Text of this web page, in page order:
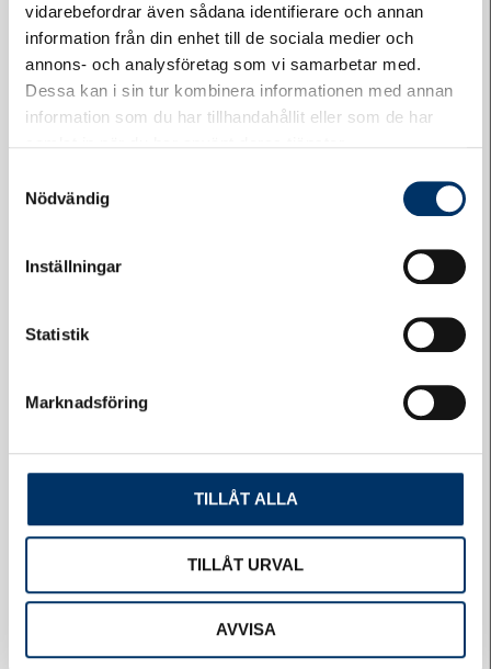
vidarebefordrar även sådana identifierare och annan
information från din enhet till de sociala medier och
annons- och analysföretag som vi samarbetar med.
Dessa kan i sin tur kombinera informationen med annan
information som du har tillhandahållit eller som de har
Nödvändig
Inställningar
Statistik
Marknadsföring
TILLÅT ALLA
TILLÅT URVAL
AVVISA
Logga in på Styrelsewebben
Logga in på HSB-porten